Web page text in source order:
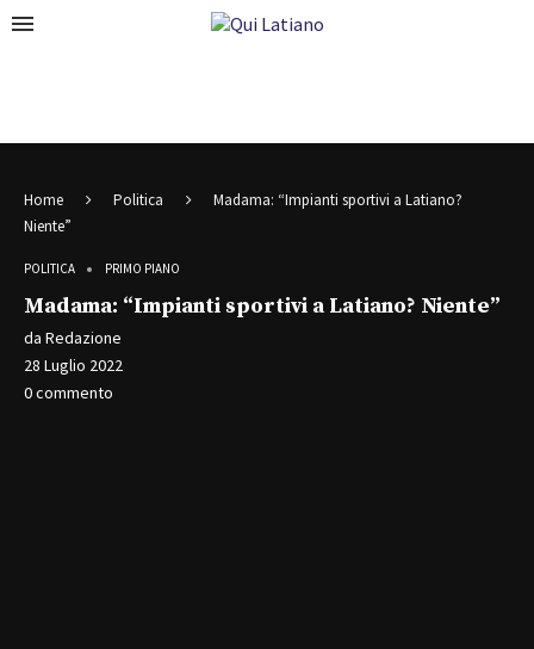
Home Politica
Madama: “Impianti sportivi a Latiano?
Niente”
POLITICA PRIMO PIANO
Madama: “Impianti sportivi a Latiano? Niente”
da Redazione
28 Luglio 2022
0 commento